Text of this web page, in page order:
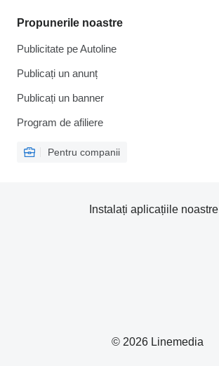
Propunerile noastre
Publicitate pe Autoline
Publicați un anunț
Publicați un banner
Program de afiliere
Pentru companii
© 2026 Linemedia
Instalați aplicațiile noastre